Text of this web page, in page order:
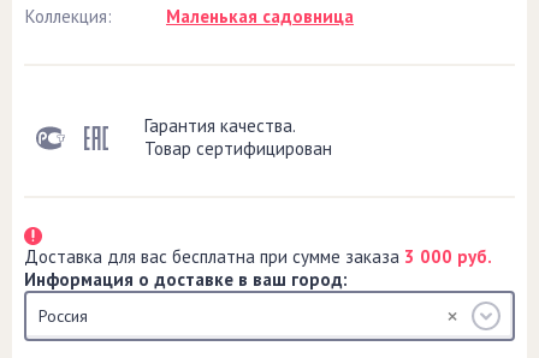
Коллекция:
Маленькая садовница
Гарантия качества.
Товар сертифицирован
Доставка для вас бесплатна при сумме заказа 3 000 руб.
Информация о доставке в ваш город:
Россия